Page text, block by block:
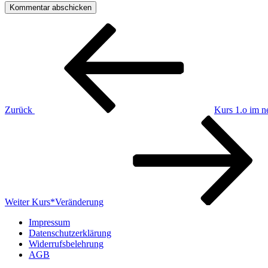
Beitragsnavigation
Zurück
Kurs 1.o im
Weiter Kurs*Veränderung
Impressum
Datenschutzerklärung
Widerrufsbelehrung
AGB